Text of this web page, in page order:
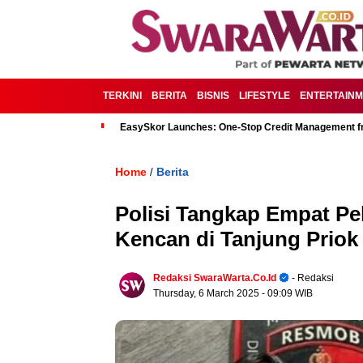
TERKINI BERITA BISNIS LIFESTYLE
EasySkor Launches: One-Stop Credit
Home / Berita
Polisi Tangkap Empat
Kencan di Tanjung Priok
Redaksi SwaraWarta.co.id
- Redaksi
Thursday, 6 March 2025 - 09:09 WIB